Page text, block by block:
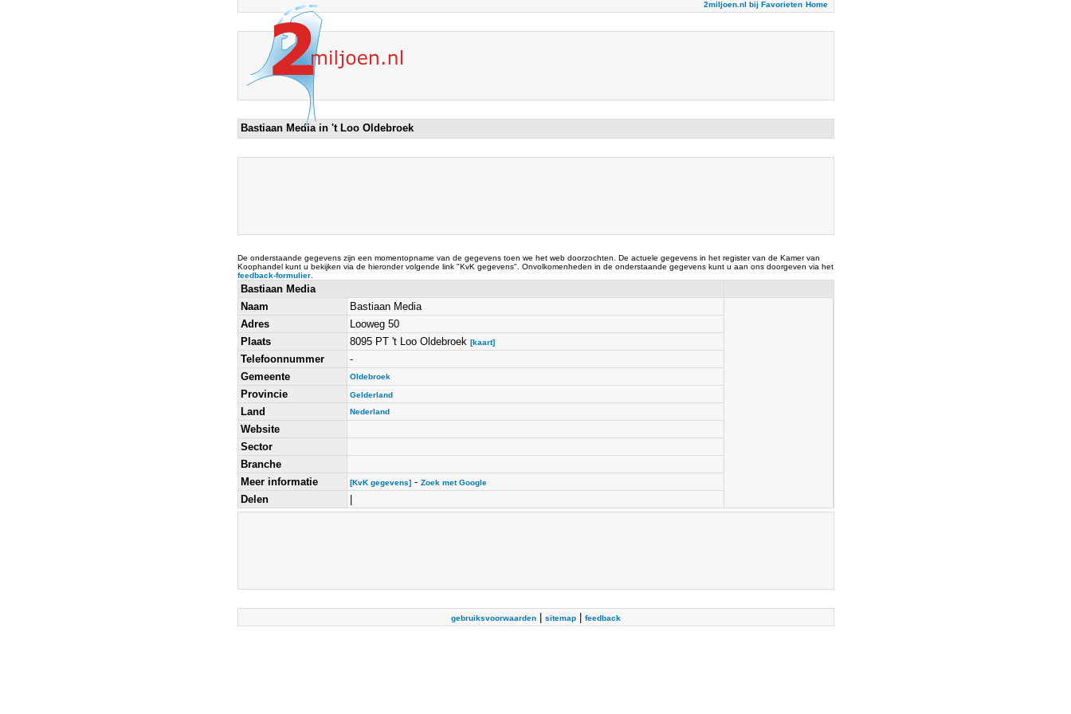
2miljoen.nl bij Favorieten Home
Bastiaan Media in 't Loo Oldebroek
De onderstaande gegevens zijn een momentopname van de gegevens toen we het web doorzochten. De actuele gegevens in het register van de Kamer van
Koophandel kunt u bekijken via de hieronder volgende link "KvK gegevens". Onvolkomenheden in de onderstaande gegevens kunt u aan ons doorgeven via het
feedback-formulier.
Bastiaan Media
Naam
Bastiaan Media
Adres
Looweg 50
Plaats
8095 PT 't Loo Oldebroek [kaart]
Telefoonnummer
-
Gemeente
Oldebroek
Provincie Gelderland
Land Nederland
Website
Sector
Branche
Meer informatie
[KvK gegevens]- Zoek met Google
Delen
gebruiksvoorwaarden| sitemap| feedback